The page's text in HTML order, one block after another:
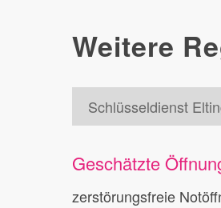
Weitere
Schlüsseldienst
Geschätzte
zerstörungsfreie